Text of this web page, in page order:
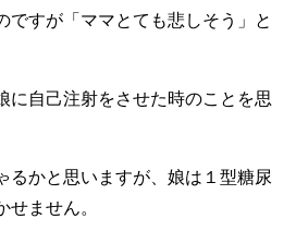
ですが「ママとても悲しそう」と
に自己注射をさせた時のことを思
るかと思いますが、娘は１型糖尿
せません。